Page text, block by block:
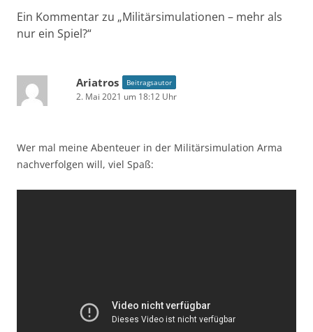
Ein Kommentar zu „Militärsimulationen – mehr als
nur ein Spiel?“
Ariatros Beitragsautor
2. Mai 2021 um 18:12 Uhr
Wer mal meine Abenteuer in der Militärsimulation Arma
nachverfolgen will, viel Spaß: